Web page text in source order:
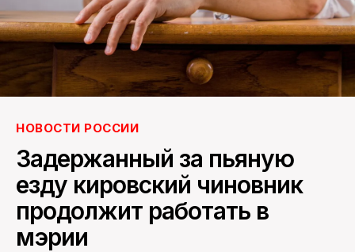
НОВОСТИ РОССИИ
Задержанный за пьяную
езду кировский чиновник
продолжит работать в
мэрии